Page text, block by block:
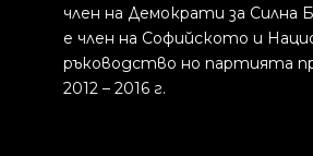
член на Демократи за Силна
е член на Софийското и
ръководство но партията
2012 – 2016 г.